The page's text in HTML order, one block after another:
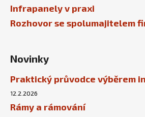
Infrapanely v praxi
Rozhovor se spolumajitelem
Novinky
Praktický průvodce výběrem
12.2.2026
Rámy a rámování